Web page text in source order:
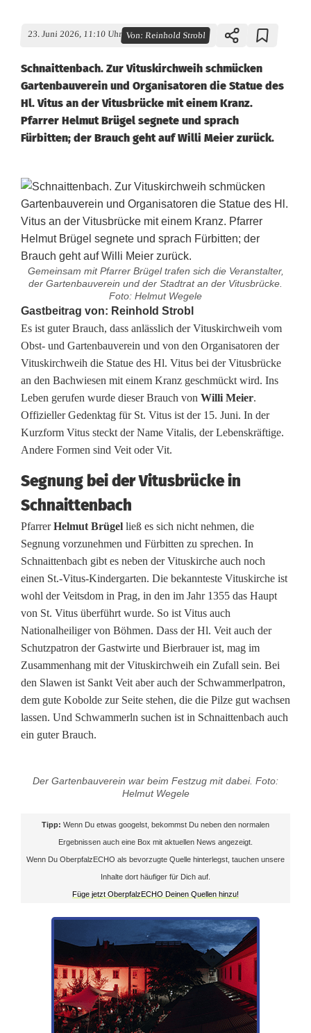
23. Juni 2026, 11:10 Uhr Von:Reinhold Strobl
Schnaittenbach. Zur Vituskirchweih schmücken
Gartenbauverein und Organisatoren die Statue des
Hl. Vitus an der Vitusbrücke mit einem Kranz.
Pfarrer Helmut Brügel segnete und sprach
Fürbitten; der Brauch geht auf Willi Meier zurück.
Gemeinsam mit Pfarrer Brügel trafen sich die Veranstalter,
der Gartenbauverein und der Stadtrat an der Vitusbrücke.
Foto: Helmut Wegele
S
e
g
n
u
n
g
z
u
r
V
i
t
u
s
k
i
Gastbeitrag von: Reinhold Strobl
Es ist guter Brauch, dass anlässlich der Vituskirchweih vom
Obst- und Gartenbauverein und von den Organisatoren der
Vituskirchweih die Statue des Hl. Vitus bei der Vitusbrücke
an den Bachwiesen mit einem Kranz geschmückt wird. Ins
Leben gerufen wurde dieser Brauch von Willi Meier.
Offizieller Gedenktag für St. Vitus ist der 15. Juni. In der
Kurzform Vitus steckt der Name Vitalis, der Lebenskräftige.
Andere Formen sind Veit oder Vit.
Segnung bei der Vitusbrücke in
Schnaittenbach
PfarrerHelmut Brügel ließ es sich nicht nehmen, die
Segnung vorzunehmen und Fürbitten zu sprechen. In
Schnaittenbach gibt es neben der Vituskirche auch noch
einen St.-Vitus-Kindergarten. Die bekannteste Vituskirche ist
wohl der Veitsdom in Prag, in den im Jahr 1355 das Haupt
von St. Vitus überführt wurde. So ist Vitus auch
Nationalheiliger von Böhmen. Dass der Hl. Veit auch der
Schutzpatron der Gastwirte und Bierbrauer ist, mag im
Zusammenhang mit der Vituskirchweih ein Zufall sein. Bei
den Slawen ist Sankt Veit aber auch der Schwammerlpatron,
dem gute Kobolde zur Seite stehen, die die Pilze gut wachsen
lassen. Und Schwammerln suchen ist in Schnaittenbach auch
ein guter Brauch.
Der Gartenbauverein war beim Festzug mit dabei. Foto:
Helmut Wegele
Tipp: Wenn Du etwas googelst, bekommst Du neben den normalen
Ergebnissen auch eine Box mit aktuellen News angezeigt.
Wenn Du OberpfalzECHO als bevorzugte Quelle hinterlegst, tauchen unsere
Inhalte dort häufiger für Dich auf.
Füge jetzt OberpfalzECHO Deinen Quellen hinzu!